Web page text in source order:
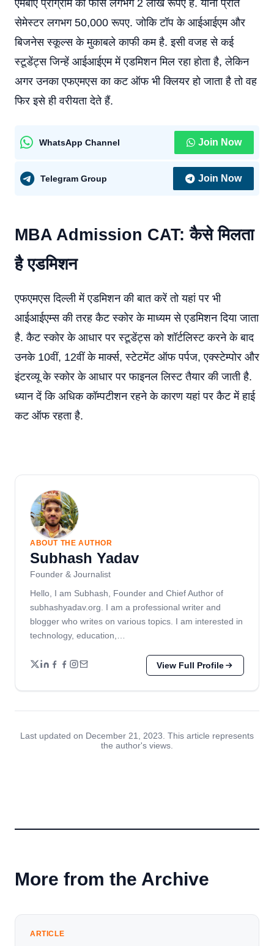
एमबीए प्रोग्राम की फीस लगभग 2 लाख रूपए है. यानी प्रति
सेमेस्टर लगभग 50,000 रूपए. जोकि टॉप के आईआईएम और
बिजनेस स्कूल्स के मुकाबले काफी कम है. इसी वजह से कई
स्टूडेंट्स जिन्हें आईआईएम में एडमिशन मिल रहा होता है, लेकिन
अगर उनका एफएमएस का कट ऑफ भी क्लियर हो जाता है तो वह
फिर इसे ही वरीयता देते हैं.
WhatsApp Channel Join Now
Telegram Group Join Now
MBA Admission CAT: कैसे मिलता
है एडमिशन
एफएमएस दिल्ली में एडमिशन की बात करें तो यहां पर भी
आईआईएम्स की तरह कैट स्कोर के माध्यम से एडमिशन दिया जाता
है. कैट स्कोर के आधार पर स्टूडेंट्स को शॉर्टलिस्ट करने के बाद
उनके 10वीं, 12वीं के मार्क्स, स्टेटमेंट ऑफ पर्पज, एक्स्टेम्पोर और
इंटरव्यू के स्कोर के आधार पर फाइनल लिस्ट तैयार की जाती है.
ध्यान दें कि अधिक कॉम्पटीशन रहने के कारण यहां पर कैट में हाई
कट ऑफ रहता है.
ABOUT THE AUTHOR
Subhash Yadav
Founder & Journalist
Hello, I am Subhash, Founder and Chief Author of
subhashyadav.org. I am a professional writer and
blogger who writes on various topics. I am interested in
technology, education,…
View Full Profile
Last updated on December 21, 2023. This article represents
the author's views.
More from the Archive
ARTICLE